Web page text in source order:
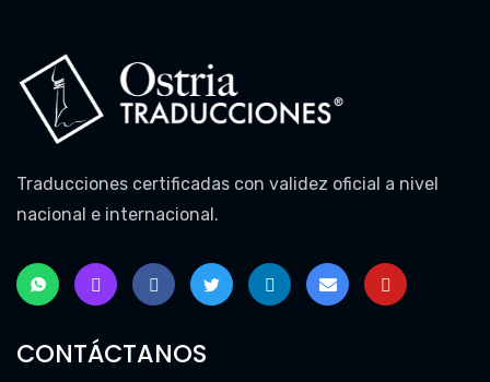
Traducciones certificadas con validez oficial a nivel
nacional e internacional.
CONTÁCTANOS